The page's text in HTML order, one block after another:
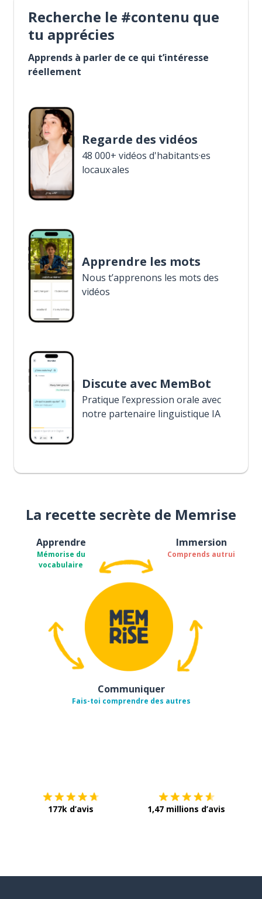
Recherche le #contenu que
tu apprécies
Apprends à parler de ce qui t’intéresse
réellement
Regarde des vidéos
48 000+ vidéos d'habitants·es
locaux·ales
Apprendre les mots
Nous t’apprenons les mots des
vidéos
Discute avec MemBot
Pratique l’expression orale avec
notre partenaire linguistique IA
La recette secrète de Memrise
Apprendre
Mémorise du
vocabulaire
Immersion
Comprends autrui
Communiquer
Fais-toi comprendre des autres
177k d’avis 1,47 millions d’avis